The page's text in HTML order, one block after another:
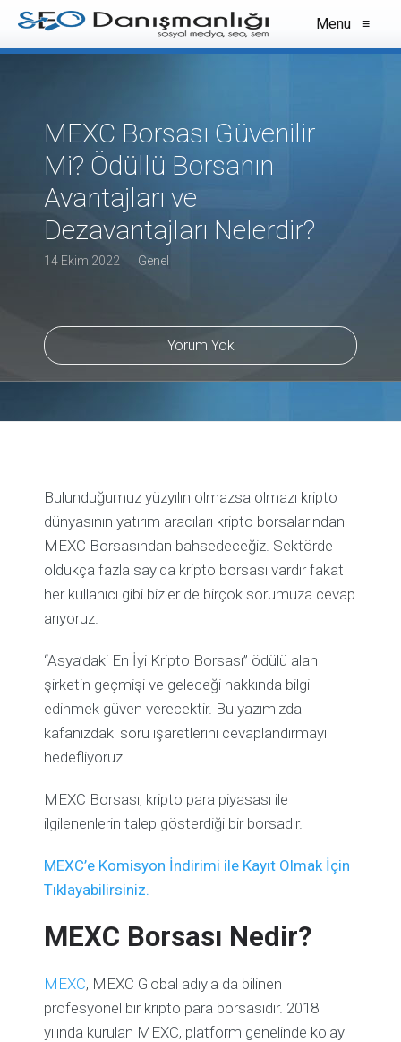
Menu ≡
MEXC Borsası Güvenilir
Mi? Ödüllü Borsanın
Avantajları ve
Dezavantajları Nelerdir?
14 Ekim 2022 Genel
Yorum Yok
Bulunduğumuz yüzyılın olmazsa olmazı kripto
dünyasının yatırım aracıları kripto borsalarından
MEXC Borsasından bahsedeceğiz. Sektörde
oldukça fazla sayıda kripto borsası vardır fakat
her kullanıcı gibi bizler de birçok sorumuza cevap
arıyoruz.
“Asya’daki En İyi Kripto Borsası” ödülü alan
şirketin geçmişi ve geleceği hakkında bilgi
edinmek güven verecektir. Bu yazımızda
kafanızdaki soru işaretlerini cevaplandırmayı
hedefliyoruz.
MEXC Borsası, kripto para piyasası ile
ilgilenenlerin talep gösterdiği bir borsadır.
MEXC’e Komisyon İndirimi ile Kayıt Olmak İçin
Tıklayabilirsiniz.
MEXC Borsası Nedir?
MEXC, MEXC Global adıyla da bilinen
profesyonel bir kripto para borsasıdır. 2018
yılında kurulan MEXC, platform genelinde kolay